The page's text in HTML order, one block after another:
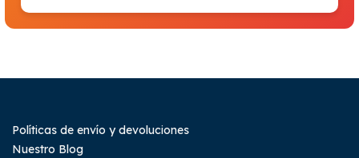
Políticas de envío y devoluciones
Nuestro Blog